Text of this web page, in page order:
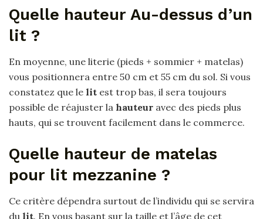
Quelle hauteur Au-dessus d’un
lit ?
En moyenne, une literie (pieds + sommier + matelas)
vous positionnera entre 50 cm et 55 cm du sol. Si vous
constatez que le lit est trop bas, il sera toujours
possible de réajuster la hauteur avec des pieds plus
hauts, qui se trouvent facilement dans le commerce.
Quelle hauteur de matelas
pour lit mezzanine ?
Ce critère dépendra surtout de l’individu qui se servira
du lit. En vous basant sur la taille et l’âge de cet